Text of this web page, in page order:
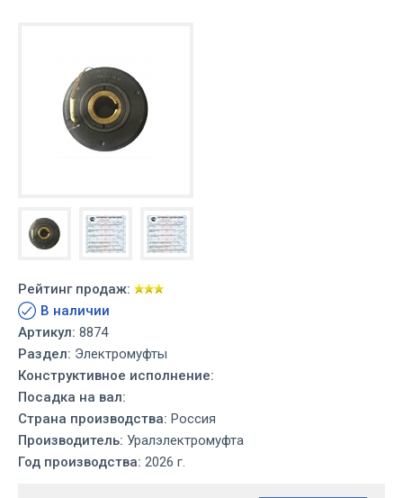
Рейтинг продаж:
В наличии
Артикул: 8874
Раздел: Электромуфты
Конструктивное исполнение:
Посадка на вал:
Страна производства: Россия
Производитель: Уралэлектромуфта
Год производства: 2026 г.